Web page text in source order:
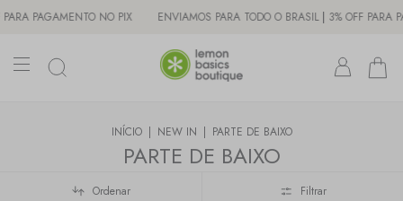
PARA TODO O BRASIL | 3% OFF PARA PAGAMENTO NO PIX ENVIAMOS
INÍCIO | NEW IN | PARTE DE BAIXO
PARTE DE BAIXO
Ordenar Filtrar